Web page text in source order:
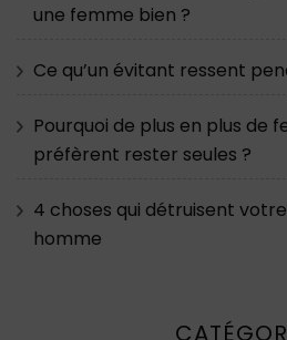
une femme bien ?
Ce qu’un évitant ressent
Pourquoi de plus en plus de
préfèrent rester seules ?
4 choses qui détruisent votre
homme